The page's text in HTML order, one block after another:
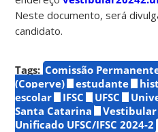
Neste documento, será
candidato.
Tags: Comissão
(Coperve)
estudante
escolar
IFSC UFSC
Santa Catarina
Vestibular
Unificado UFSC/IFSC 2024-2